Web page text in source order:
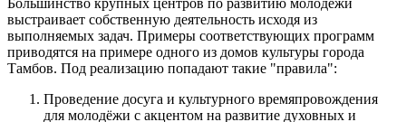
Большинство крупных центров по развитию молодёжи
выстраивает собственную деятельность исходя из
выполняемых задач. Примеры соответствующих программ
приводятся на примере одного из домов культуры города
Тамбов. Под реализацию попадают такие "правила":
Проведение досуга и культурного времяпровождения
для молодёжи с акцентом на развитие духовных и